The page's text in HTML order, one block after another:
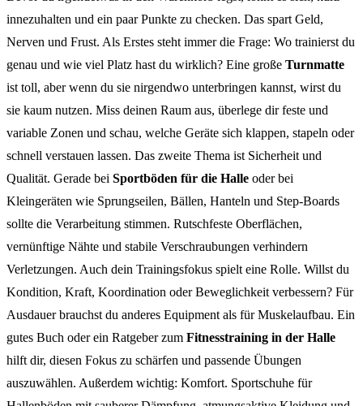
innezuhalten und ein paar Punkte zu checken. Das spart Geld,
Nerven und Frust. Als Erstes steht immer die Frage: Wo trainierst du
genau und wie viel Platz hast du wirklich? Eine große Turnmatte
ist toll, aber wenn du sie nirgendwo unterbringen kannst, wirst du
sie kaum nutzen. Miss deinen Raum aus, überlege dir feste und
variable Zonen und schau, welche Geräte sich klappen, stapeln oder
schnell verstauen lassen. Das zweite Thema ist Sicherheit und
Qualität. Gerade bei Sportböden für die Halle oder bei
Kleingeräten wie Sprungseilen, Bällen, Hanteln und Step-Boards
sollte die Verarbeitung stimmen. Rutschfeste Oberflächen,
vernünftige Nähte und stabile Verschraubungen verhindern
Verletzungen. Auch dein Trainingsfokus spielt eine Rolle. Willst du
Kondition, Kraft, Koordination oder Beweglichkeit verbessern? Für
Ausdauer brauchst du anderes Equipment als für Muskelaufbau. Ein
gutes Buch oder ein Ratgeber zum Fitnesstraining in der Halle
hilft dir, diesen Fokus zu schärfen und passende Übungen
auszuwählen. Außerdem wichtig: Komfort. Sportschuhe für